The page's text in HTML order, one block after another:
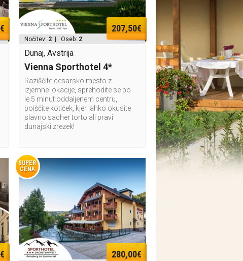
207,50€
Nočitev: 2 | Oseb: 2
Dunaj, Avstrija
Vienna Sporthotel 4*
Raziščite cesarsko mesto z
izjemne lokacije, sprehodite se po
le 5 minut oddaljenem centru,
poiščite kotiček, kjer lahko okusite
slavno sacher torto ali pravi
dunajski zrezek!
SUPER
CENA
280,00€